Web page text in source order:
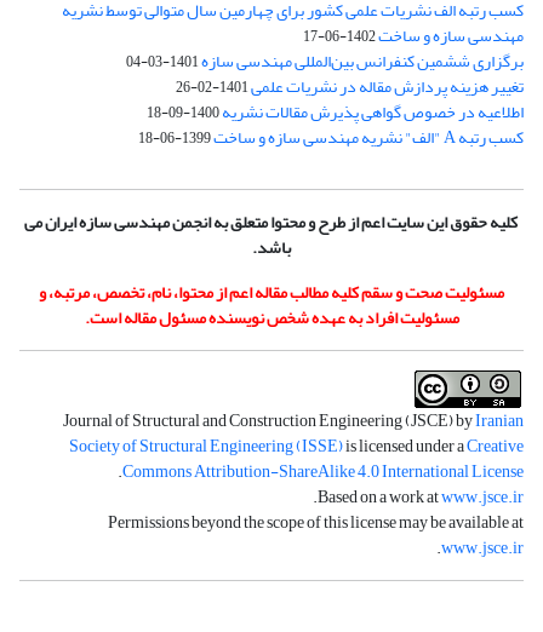
کسب رتبه الف نشریات علمی کشور برای چهارمین سال متوالی توسط نشریه
مهندسی سازه و ساخت1402-06-17
برگزاری ششمین کنفرانس بین‌المللی مهندسی سازه1401-03-04
تغییر هزینه پردازش مقاله در نشریات علمی1401-02-26
اطلاعیه در خصوص گواهی پذیرش مقالات نشریه1400-09-18
کسب رتبه A "الف" نشریه مهندسی سازه و ساخت 1399-06-18
کلیه حقوق این سایت اعم از طرح و محتوا متعلق به انجمن مهندسی سازه ایران می
باشد.
مسئولیت صحت و سقم کلیه مطالب مقاله اعم از محتوا، نام، تخصص، مرتبه، و
مسئولیت افراد به عهده شخص نویسنده مسئول مقاله است.
Journal of Structural and Construction Engineering (JSCE) byIranian
Society of Structural Engineering (ISSE)is licensed under aCreative
Commons Attribution-ShareAlike 4.0 International License
.
Based on a work atwww.jsce.ir
.
Permissions beyond the scope of this license may be available at
www.jsce.ir
.